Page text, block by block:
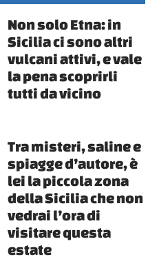
Non solo Etna: in
Sicilia ci sono altri
vulcani attivi, e vale
la pena scoprirli
tutti da vicino
Tra misteri, saline e
spiagge d’autore, è
lei la piccola zona
della Sicilia che non
vedrai l’ora di
visitare questa
estate